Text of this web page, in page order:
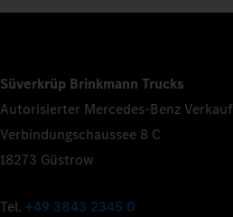
Süverkrüp Brinkmann Trucks
Autorisierter Mercedes-Benz
Verbindungschaussee 8 C
18273 Güstrow
Tel. +49 3843 2345 0